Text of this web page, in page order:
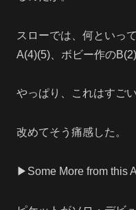
スローでは、何といっ
A(4)(5)、ボビー作の
やっぱり、これはすご
改めてそう痛感した。
▶Some More from this